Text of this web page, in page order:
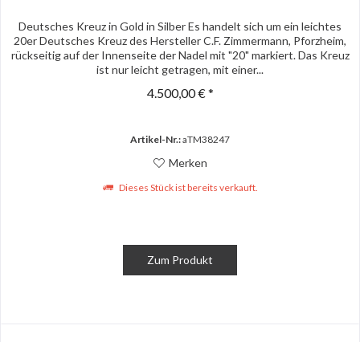
Deutsches Kreuz in Gold in Silber Es handelt sich um ein leichtes
20er Deutsches Kreuz des Hersteller C.F. Zimmermann, Pforzheim,
rückseitig auf der Innenseite der Nadel mit "20" markiert. Das Kreuz
ist nur leicht getragen, mit einer...
4.500,00 € *
Artikel-Nr.:aTM38247
Merken
Dieses Stück ist bereits verkauft.
Zum Produkt